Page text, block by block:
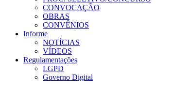
CONVOCAÇÃO
OBRAS
CONVÊNIOS
Informe
NOTÍCIAS
VÍDEOS
Regulamentações
LGPD
Governo Digital